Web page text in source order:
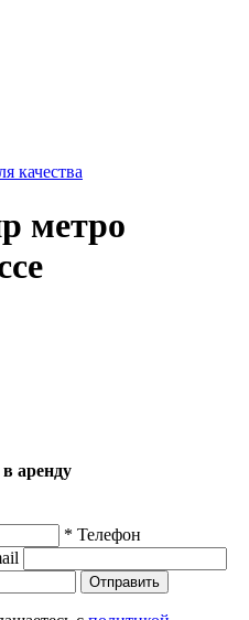
качества
метро
аренду
* Телефон
Отправить